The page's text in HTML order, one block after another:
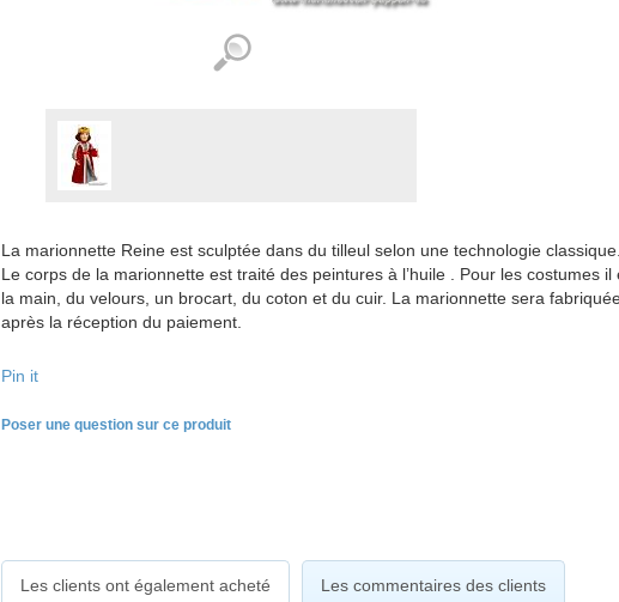
La marionnette Reine est sculptée dans du tilleul selon une technologie classique.
Le corps de la marionnette est traité des peintures à l’huile . Pour les costumes
la main, du velours, un brocart, du coton et du cuir. La marionnette sera
après la réception du paiement.
Pin it
Poser une question sur ce produit
Les clients ont également acheté Les commentaires des clients